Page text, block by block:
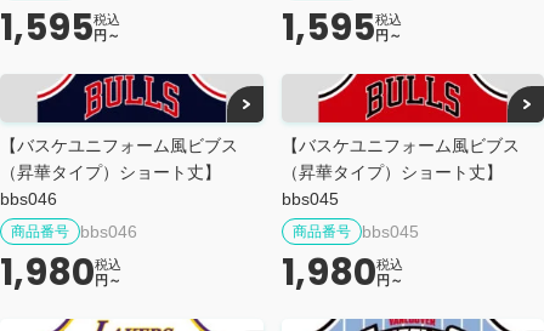
1,595税込
円～
1,595税込
円～
【バスケユニフォーム風ビブス
（昇華タイプ）ショート丈】
bbs046
商品番号 bbs046
1,980税込
円～
【バスケユニフォーム風ビブス
（昇華タイプ）ショート丈】
bbs045
商品番号 bbs045
1,980税込
円～